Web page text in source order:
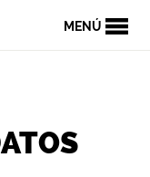
MENÚ